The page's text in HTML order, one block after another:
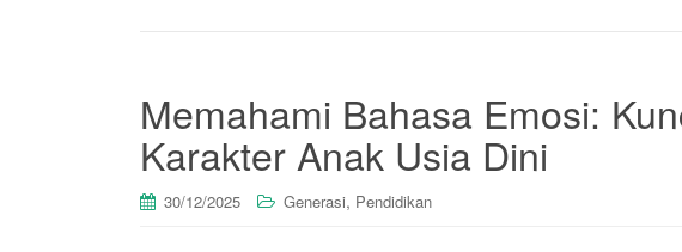
Memahami Bahasa Emosi:
Karakter Anak Usia Dini
30/12/2025 Generasi, Pendidikan